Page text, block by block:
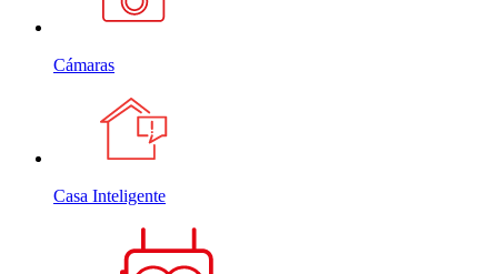
Cámaras
Casa Inteligente